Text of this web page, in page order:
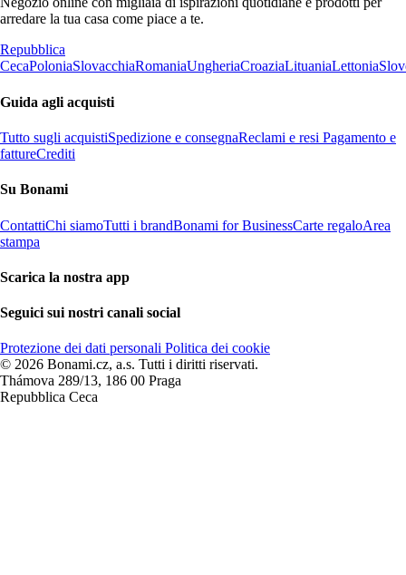
arredare la tua casa come piace a te.
Repubblica
CecaPoloniaSlovacchiaRomaniaUngheriaCroaziaLituaniaLettonia
Guida agli acquisti
Tutto sugli acquistiSpedizione e consegnaReclami e resi Pagamento e
fattureCrediti
Su Bonami
ContattiChi siamoTutti i brandBonami for BusinessCarte regaloArea
stampa
Scarica la nostra app
Seguici sui nostri canali social
Protezione dei dati personali Politica dei cookie
© 2026 Bonami.cz, a.s. Tutti i diritti riservati.
Thámova 289/13, 186 00 Praga
Repubblica Ceca